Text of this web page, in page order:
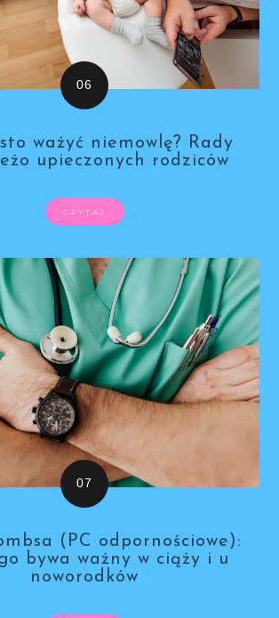
ważyć niemowlę? Rady
upieczonych rodziców
CZYTAJ
(PC odpornościowe):
bywa ważny w ciąży i u
noworodków